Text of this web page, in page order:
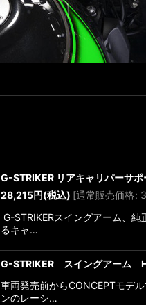
G-STRIKER リアキャリパー
28,215円(税込) [通常販売価格:
G-STRIKERスイングアーム、
るキャ…
G-STRIKER スイングアーム
車両発売前からCONCEPTモデ
ンのレーシ…